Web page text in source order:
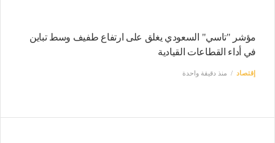
مؤشر "تاسي" السعودي يغلق على ارتفاع طفيف وسط تباين
في أداء القطاعات القيادية
إقتصاد منذ دقيقة واحدة